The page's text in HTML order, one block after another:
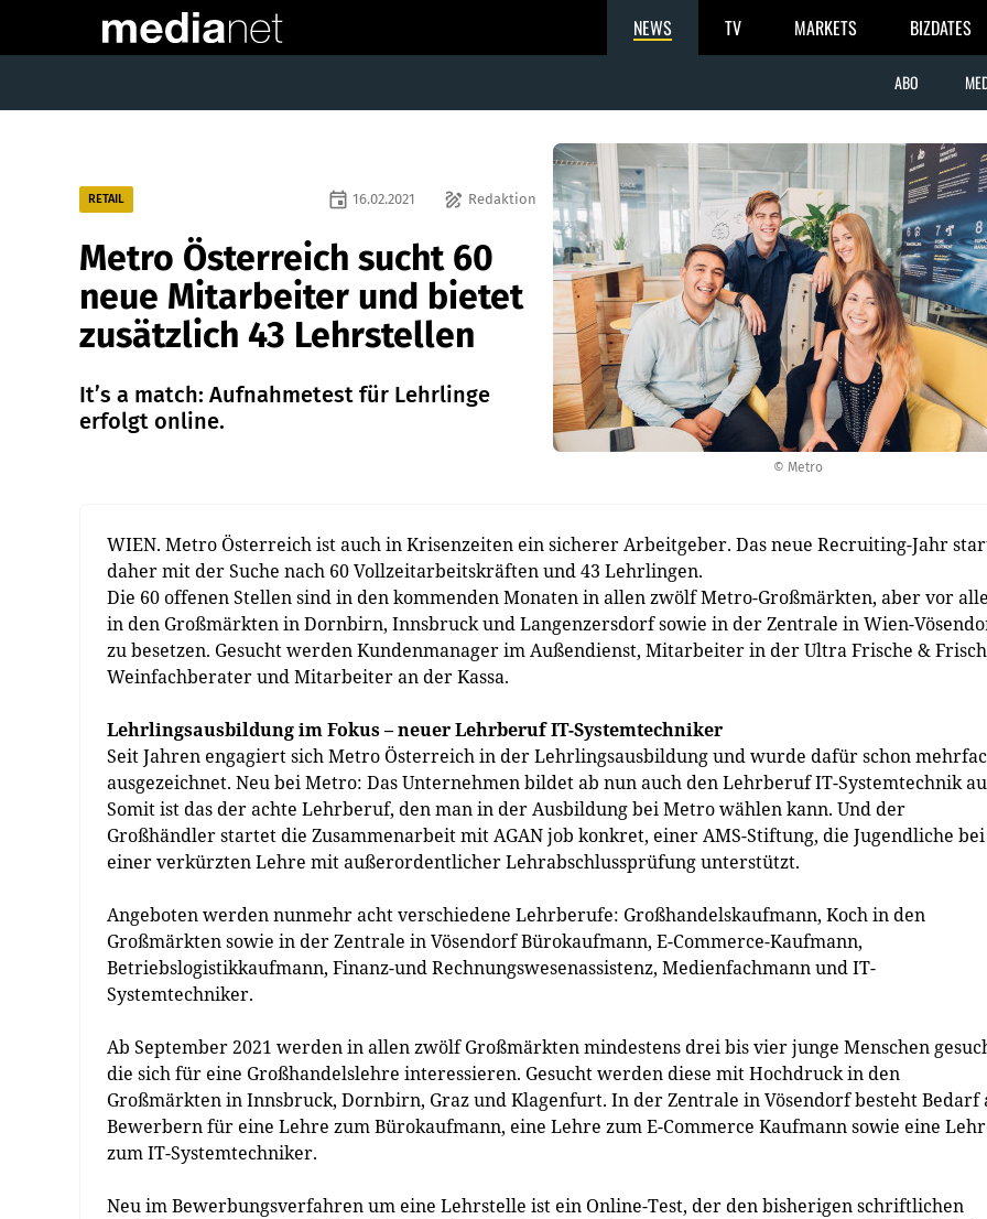
NEWS TV MARKETS BIZDATES
ABO
© Metro
RETAIL draw Redaktion
event 16.02.2021
Metro Österreich sucht 60
neue Mitarbeiter und bietet
zusätzlich 43 Lehrstellen
It’s a match: Aufnahmetest für Lehrlinge
erfolgt online.
WIEN. Metro Österreich ist auch in Krisenzeiten ein sicherer Arbeitgeber. Das neue Recruiting-Jahr
daher mit der Suche nach 60 Vollzeitarbeits­kräften und 43 Lehrlingen.
Die 60 offenen Stellen sind in den kommenden Monaten in allen zwölf Metro-Großmärkten, aber vor
in den Großmärkten in Dornbirn, Innsbruck und Langenzersdorf sowie in der Zentrale in Wien-
zu besetzen. Gesucht werden Kundenmanager im Außendienst, Mitarbeiter in der Ultra Frische &
Weinfachberater und Mitarbeiter an der Kassa.
Lehrlingsausbildung im Fokus – neuer Lehrberuf IT-Systemtechniker
Seit Jahren engagiert sich Metro Österreich in der Lehrlingsausbildung und wurde dafür schon
ausgezeichnet. Neu bei Metro: Das Unternehmen bildet ab nun auch den Lehrberuf IT-Systemtechnik
Somit ist das der achte Lehrberuf, den man in der Ausbildung bei Metro wählen kann. Und der
Großhändler startet die Zusammenarbeit mit AGAN job konkret, einer AMS-Stiftung, die Jugendliche bei
einer verkürzten Lehre mit außerordentlicher Lehrabschluss­prüfung unterstützt.
Angeboten werden nunmehr acht verschiedene Lehrberufe: Großhandelskaufmann, Koch in den
Großmärkten sowie in der Zentrale in Vösendorf Bürokaufmann, E-­Commerce-Kaufmann,
Betriebslogistikkaufmann, Finanz-und Rechnungswesen­assistenz, Medienfachmann und IT-
Systemtechniker.
Ab September 2021 werden in allen zwölf Großmärkten mindestens drei bis vier junge Menschen
die sich für eine Großhandelslehre interessieren. Gesucht werden diese mit Hochdruck in den
Großmärkten in Innsbruck, Dornbirn, Graz und Klagenfurt. In der Zentrale in Vösendorf besteht Bedarf
Bewerbern für eine Lehre zum Bürokaufmann, eine Lehre zum E-Commerce Kaufmann sowie eine
zum IT-Systemtechniker.
Neu im Bewerbungsverfahren um eine Lehrstelle ist ein Online-Test, der den bisherigen schriftlichen